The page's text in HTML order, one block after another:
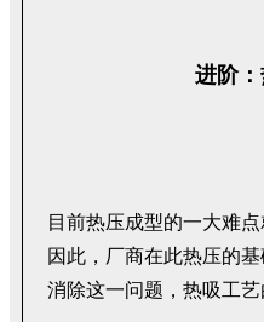
进阶
目前热压成型的一大难
因此，厂商在此热压的
消除这一问题，热吸工艺